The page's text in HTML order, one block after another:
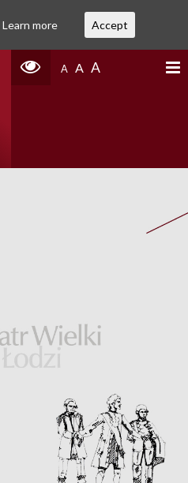
A A A
Learn more Accept